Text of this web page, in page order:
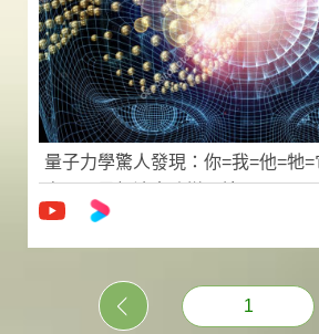
量子力學驚人發現：你=我=他=牠
1